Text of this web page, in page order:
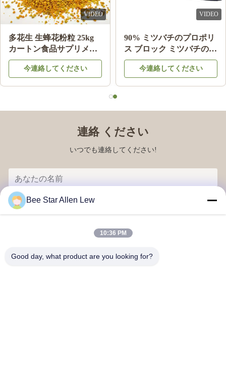
VIDEO
多花生 生蜂花粉粒 25kg
カートン食品サプリメン
ト
今連絡してください
VIDEO
90% ミツバチのプロポリ
ス ブロック ミツバチの製
品 ミツバチの星から健康
のために
今連絡してください
連絡 ください
いつでも連絡してください!
Bee Star Allen Lew
10:36 PM
Good day, what product are you looking for?